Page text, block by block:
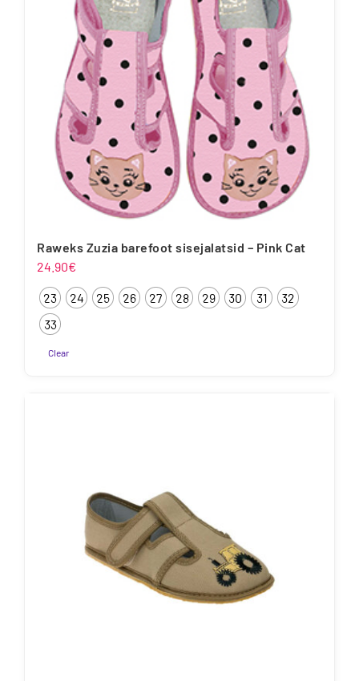
tootelehel.
Raweks Zuzia barefoot sisejalatsid – Pink Cat
24.90€
23 24 25 26 27 28 29 30 31
32
33
Clear